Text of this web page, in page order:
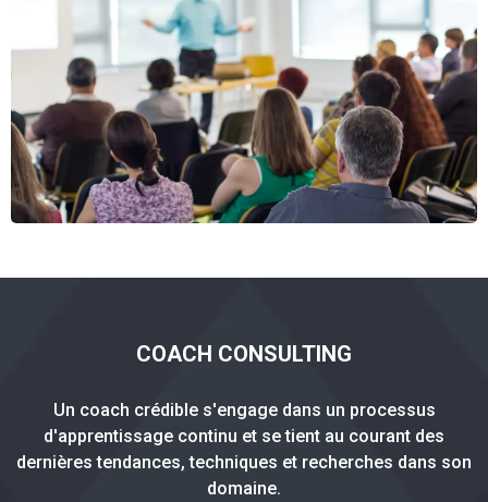
COACH CONSULTING
Un coach crédible s'engage dans un processus
d'apprentissage continu et se tient au courant des
dernières tendances, techniques et recherches dans son
domaine.